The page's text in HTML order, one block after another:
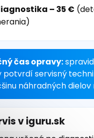
– 35 €
čas opravy:
potvrdí servisný
náhradných
v iguru.sk